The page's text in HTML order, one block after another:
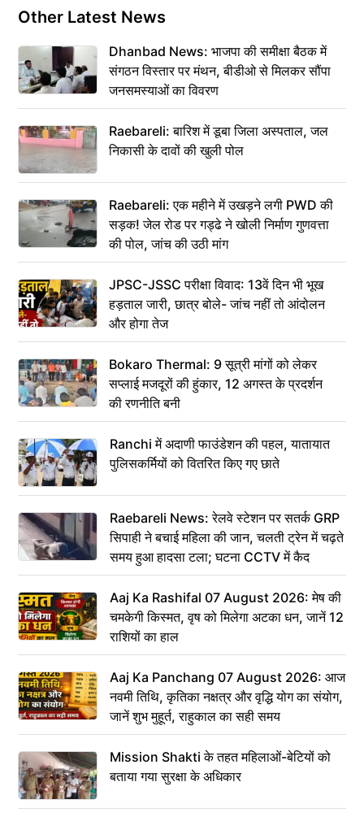
Other Latest News
Dhanbad News: भाजपा की समीक्षा बैठक में
संगठन विस्तार पर मंथन, बीडीओ से मिलकर सौंपा
जनसमस्याओं का विवरण
Raebareli: बारिश में डूबा जिला अस्पताल, जल
निकासी के दावों की खुली पोल
Raebareli: एक महीने में उखड़ने लगी PWD की
सड़क! जेल रोड पर गड्ढे ने खोली निर्माण गुणवत्ता
की पोल, जांच की उठी मांग
JPSC-JSSC परीक्षा विवाद: 13वें दिन भी भूख
हड़ताल जारी, छात्र बोले- जांच नहीं तो आंदोलन
और होगा तेज
Bokaro Thermal: 9 सूत्री मांगों को लेकर
सप्लाई मजदूरों की हुंकार, 12 अगस्त के प्रदर्शन
की रणनीति बनी
Ranchi में अदाणी फाउंडेशन की पहल, यातायात
पुलिसकर्मियों को वितरित किए गए छाते
Raebareli News: रेलवे स्टेशन पर सतर्क GRP
सिपाही ने बचाई महिला की जान, चलती ट्रेन में चढ़ते
समय हुआ हादसा टला; घटना CCTV में कैद
Aaj Ka Rashifal 07 August 2026: मेष की
चमकेगी किस्मत, वृष को मिलेगा अटका धन, जानें 12
राशियों का हाल
Aaj Ka Panchang 07 August 2026: आज
नवमी तिथि, कृतिका नक्षत्र और वृद्धि योग का संयोग,
जानें शुभ मुहूर्त, राहुकाल का सही समय
Mission Shakti के तहत महिलाओं-बेटियों को
बताया गया सुरक्षा के अधिकार